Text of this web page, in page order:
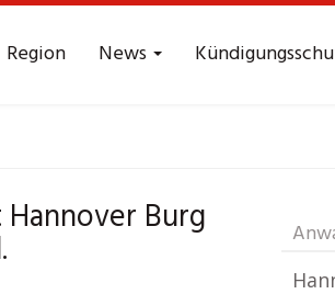
Region News
Burg